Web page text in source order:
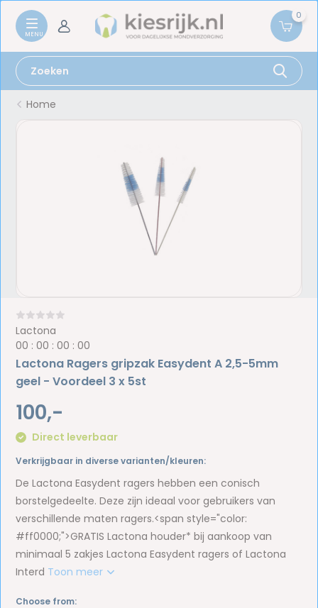
0
Home
Lactona
00 :00 :00 :00
Lactona Ragers gripzak Easydent A 2,5-5mm
geel - Voordeel 3 x 5st
100,-
Direct leverbaar
Verkrijgbaar in diverse varianten/kleuren:
De Lactona Easydent ragers hebben een conisch
borstelgedeelte. Deze zijn ideaal voor gebruikers van
verschillende maten ragers.<span style="color:
#ff0000;">GRATIS Lactona houder* bij aankoop van
minimaal 5 zakjes Lactona Easydent ragers of Lactona
Interd Toon meer
Choose from: